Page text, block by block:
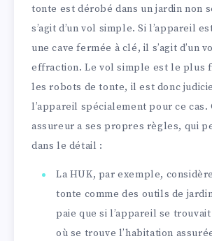
tonte est dérobé dans un jardin non
s’agit d’un vol simple. Si l’appareil
une cave fermée à clé, il s’agit d’un
effraction. Le vol simple est le plus
les robots de tonte, il est donc
l’appareil spécialement pour ce cas.
assureur a ses propres règles, qui
dans le détail :
La HUK, par exemple,
tonte comme des outils de
paie que si l’appareil se
où se trouve l’habitation